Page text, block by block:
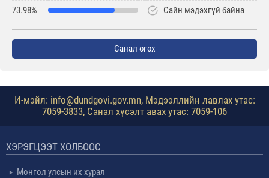
73.98%
Сайн мэдэхгүй байна
Санал өгөх
И-мэйл: info@dundgovi.gov.mn, Мэдээллийн лавлах утас:
7059-3833, Санал хүсэлт авах утас: 7059-106
ХЭРЭГЦЭЭТ ХОЛБООС
Монгол улсын их хурал